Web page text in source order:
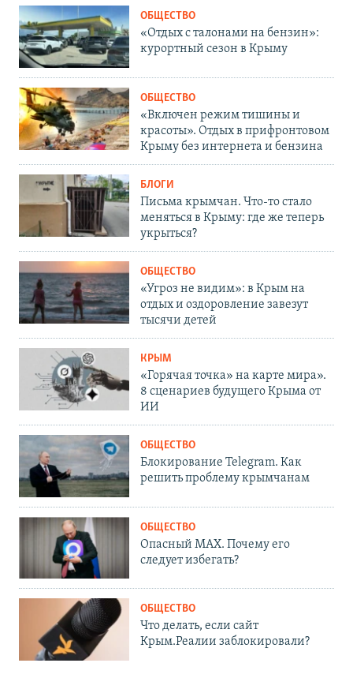
ОБЩЕСТВО
«Отдых с талонами на бензин»:
курортный сезон в Крыму
ОБЩЕСТВО
«Включен режим тишины и
красоты». Отдых в прифронтовом
Крыму без интернета и бензина
БЛОГИ
Письма крымчан. Что-то стало
меняться в Крыму: где же теперь
укрыться?
ОБЩЕСТВО
«Угроз не видим»: в Крым на
отдых и оздоровление завезут
тысячи детей
КРЫМ
«Горячая точка» на карте мира».
8 сценариев будущего Крыма от
ИИ
ОБЩЕСТВО
Блокирование Telegram. Как
решить проблему крымчанам
ОБЩЕСТВО
Опасный MAX. Почему его
следует избегать?
ОБЩЕСТВО
Что делать, если сайт
Крым.Реалии заблокировали?